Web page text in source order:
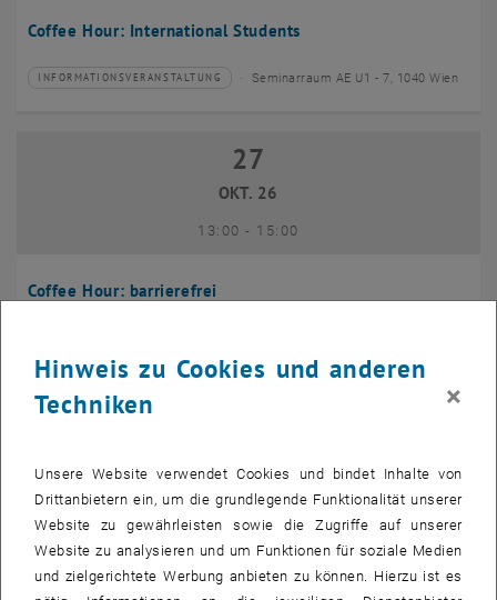
Coffee Hour: International Students
Veranstaltungstyp:
INFORMATIONSVERANSTALTUNG
Veranstaltungsort: Seminarraum AE U1 - 7, 1040 Wien
Coffee Hour: barrierefrei
27 Oktober 2026
27
OKT. 26
13:00- bis
15:00
Coffee Hour: International Students
13:00-bis
14:00
Hinweis zu Cookies und anderen
Techniken
×
Unsere Website verwendet Cookies und bindet Inhalte von
Drittanbietern ein, um die grundlegende Funktionalität unserer
Website zu gewährleisten sowie die Zugriffe auf unserer
Website zu analysieren und um Funktionen für soziale Medien
und zielgerichtete Werbung anbieten zu können. Hierzu ist es